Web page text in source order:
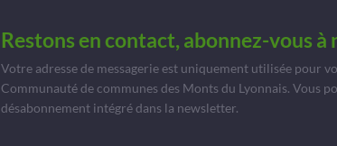
Restons en contact, abonnez-vous
Votre adresse de messagerie est uniquement utilisée pour
Communauté de communes des Monts du Lyonnais. Vous
désabonnement intégré dans la newsletter.